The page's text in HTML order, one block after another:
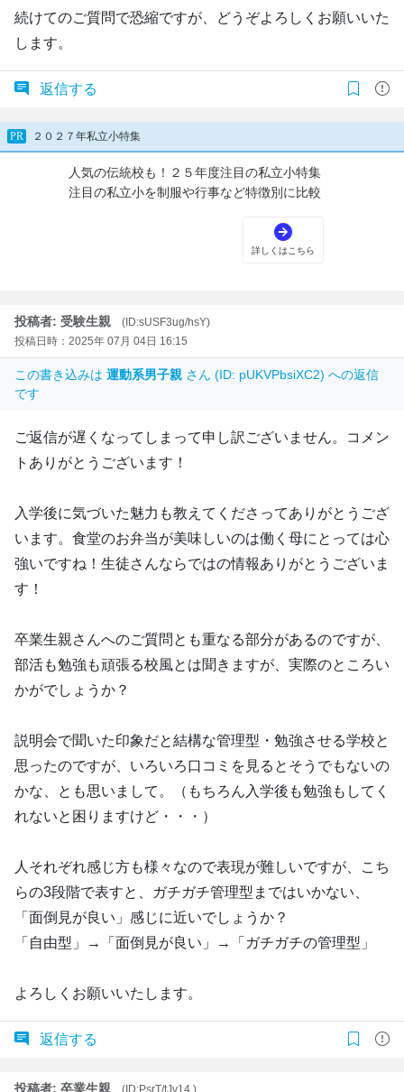
続けてのご質問で恐縮ですが、どうぞよろしくお願いいた
します。
返信する
投稿者: 受験生親
(ID:sUSF3ug/hsY)
投稿日時：2025年 07月 04日 16:15
この書き込みは 運動系男子親 さん (ID: pUKVPbsiXC2) への返信
です
ご返信が遅くなってしまって申し訳ございません。コメン
トありがとうございます！
入学後に気づいた魅力も教えてくださってありがとうござ
います。食堂のお弁当が美味しいのは働く母にとっては心
強いですね！生徒さんならではの情報ありがとうございま
す！
卒業生親さんへのご質問とも重なる部分があるのですが、
部活も勉強も頑張る校風とは聞きますが、実際のところい
かがでしょうか？
説明会で聞いた印象だと結構な管理型・勉強させる学校と
思ったのですが、いろいろ口コミを見るとそうでもないの
かな、とも思いまして。（もちろん入学後も勉強もしてく
れないと困りますけど・・・）
人それぞれ感じ方も様々なので表現が難しいですが、こち
らの3段階で表すと、ガチガチ管理型まではいかない、
「面倒見が良い」感じに近いでしょうか？
「自由型」→「面倒見が良い」→「ガチガチの管理型」
よろしくお願いいたします。
返信する
投稿者: 卒業生親
(ID:PsrT/tJv14.)